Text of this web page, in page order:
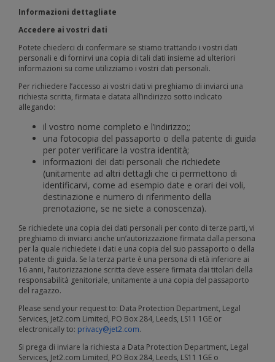
Informazioni dettagliate
Accedere ai vostri dati
Potete chiederci di confermare se stiamo trattando i vostri dati
personali e di fornirvi una copia di tali dati insieme ad ulteriori
informazioni su come utilizziamo i vostri dati personali.
Per richiedere l’accesso ai vostri dati vi preghiamo di inviarci una
richiesta scritta, firmata e datata all’indirizzo sotto indicato
allegando:
il vostro nome completo e l’indirizzo;;
una fotocopia del passaporto o della patente di guida
per poter verificare la vostra identità;
informazioni dei dati personali che richiedete
(unitamente ad altri dettagli che ci permettono di
identificarvi, come ad esempio date e orari dei voli,
destinazione e numero di riferimento della
prenotazione, se ne siete a conoscenza).
Se richiedete una copia dei dati personali per conto di terze parti, vi
preghiamo di inviarci anche un’autorizzazione firmata dalla persona
per la quale richiedete i dati e una copia del suo passaporto o della
patente di guida. Se la terza parte è una persona di età inferiore ai
16 anni, l’autorizzazione scritta deve essere firmata dai titolari della
responsabilità genitoriale, unitamente a una copia del passaporto
del ragazzo.
Please send your request to: Data Protection Department, Legal
Services, Jet2.com Limited, PO Box 284, Leeds, LS11 1GE or
electronically to: privacy@jet2.com.
Si prega di inviare la richiesta a Data Protection Department, Legal
Services, Jet2.com Limited, PO Box 284, Leeds, LS11 1GE o